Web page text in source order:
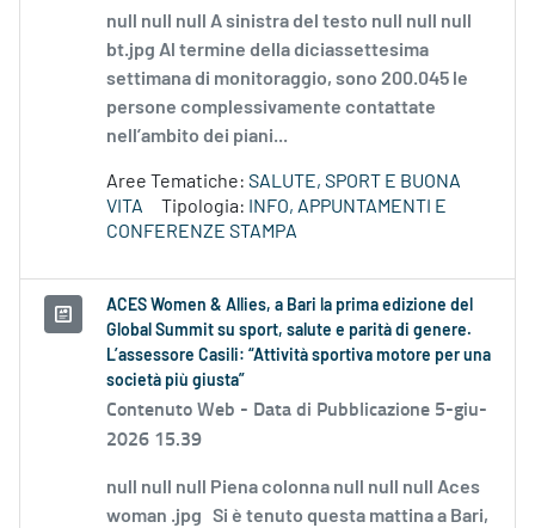
null null null A sinistra del testo null null null
bt.jpg Al termine della diciassettesima
settimana di monitoraggio, sono 200.045 le
persone complessivamente contattate
nell’ambito dei piani...
Aree Tematiche: SALUTE, SPORT E BUONA
VITA
Tipologia:
INFO, APPUNTAMENTI E
CONFERENZE STAMPA
ACES Women & Allies, a Bari la prima edizione del
Global Summit su sport, salute e parità di genere.
L’assessore Casili: “Attività sportiva motore per una
società più giusta”
Contenuto Web - Data di Pubblicazione 5-giu-
2026 15.39
null null null Piena colonna null null null Aces
woman .jpg Si è tenuto questa mattina a Bari,